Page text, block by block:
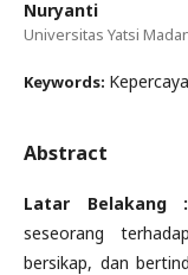
Nuryanti
Universitas Yatsi
Keywords:
Abstract
Latar Belakang :
seseorang
bersikap, dan